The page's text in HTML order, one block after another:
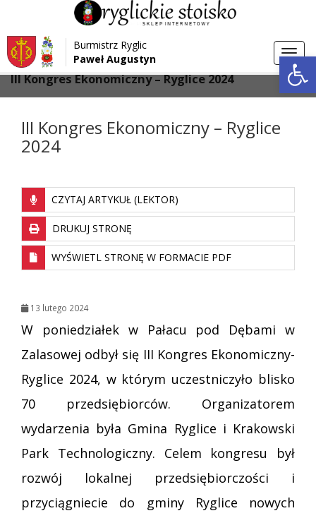
Przejdź do menu
Przejdź do głównej treści strony
Przejdź do stopki strony
Burmistrz Ryglic
Paweł Augustyn
Strona główna > Aktualności
III Kongres Ekonomiczny – Ryglice 2024
III Kongres Ekonomiczny – Ryglice
2024
CZYTAJ ARTYKUŁ (LEKTOR)
DRUKUJ STRONĘ
WYŚWIETL STRONĘ W FORMACIE PDF
13 lutego 2024
W poniedziałek w Pałacu pod Dębami w
Zalasowej odbył się III Kongres Ekonomiczny-
Ryglice 2024, w którym uczestniczyło blisko
70 przedsiębiorców. Organizatorem
wydarzenia była Gmina Ryglice i Krakowski
Park Technologiczny. Celem kongresu był
rozwój lokalnej przedsiębiorczości i
przyciągniecie do gminy Ryglice nowych